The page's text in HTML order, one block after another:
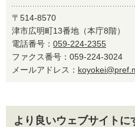
〒514-8570
津市広明町13番地（本庁8階）
電話番号： 059-224-2355
ファクス番号：059-224-3024
メールアドレス：
より良いウェブサイト